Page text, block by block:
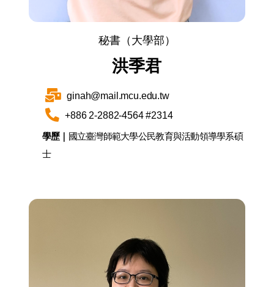
秘書（大學部）
洪季君
ginah@mail.mcu.edu.tw
+886 2-2882-4564 #2314
學歷｜
國立臺灣師範大學公民教育與活動領導學系碩
士